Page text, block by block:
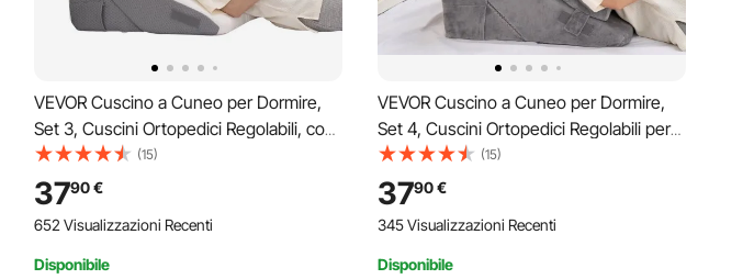
VEVOR Cuscino a Cuneo per Dormire,
Set 3, Cuscini Ortopedici Regolabili, con
Fodera Lavabile in Jacquard e Supporto
in Schiuma, per Reflusso Acido, Mal di
Schiena, Sollievo dal Russare, Bianco
Grigio
(15)
3790€
652 Visualizzazioni Recenti
Disponibile
VEVOR Cuscino a Cuneo per Dormire,
Set 4, Cuscini Ortopedici Regolabili per
Letto, Supporto per Braccio, Gamba,
Collo e Spalla, per Mal di Schiena,
Reflusso Acido, Sollievo dal Russare,
Grigio Scuro
(15)
3790€
345 Visualizzazioni Recenti
Disponibile